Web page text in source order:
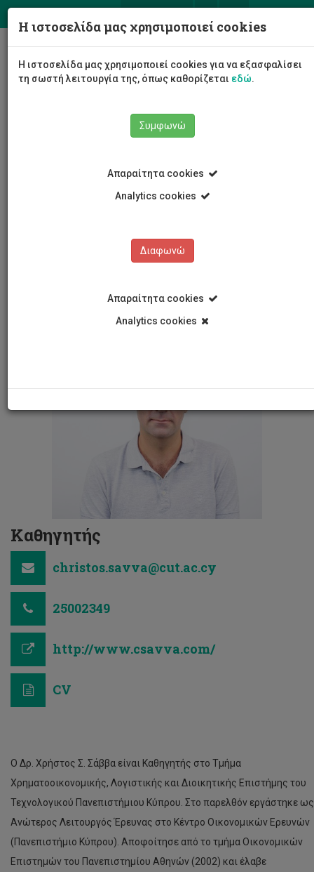
Σχολή Διοίκησης και Οικονομίας
Τμήμα Χρηματοοικονομικής, Λογιστικής και
Προσωπικό Τμήματος
Ακαδημαϊκό Προσωπικό
Χρήστος Σάββα
Καθηγητής
christos.savva@cut.ac.cy
25002349
http://www.csavva.com/
CV
Ο Δρ. Χρήστος Σ. Σάββα είναι Καθηγητής στο Τμήμα
Χρηματοοικονομικής, Λογιστικής και Διοικητικής Επιστήμης του
Τεχνολογικού Πανεπιστήμιου Κύπρου. Στο παρελθόν εργάστηκε ως
Ανώτερος Λειτουργός Έρευνας στο Κέντρο Οικονομικών Ερευνών
(Πανεπιστήμιο Κύπρου). Αποφοίτησε από το τμήμα Οικονομικών
Επιστημών του Πανεπιστημίου Αθηνών (2002) και έλαβε
Η ιστοσελίδα μας χρησιμοποιεί cookies
Η ιστοσελίδα μας χρησιμοποιεί cookies για να εξασφαλίσει
τη σωστή λειτουργία της, όπως καθορίζεται εδώ.
Συμφωνώ
Απαραίτητα cookies
Analytics cookies
Διαφωνώ
Απαραίτητα cookies
Analytics cookies